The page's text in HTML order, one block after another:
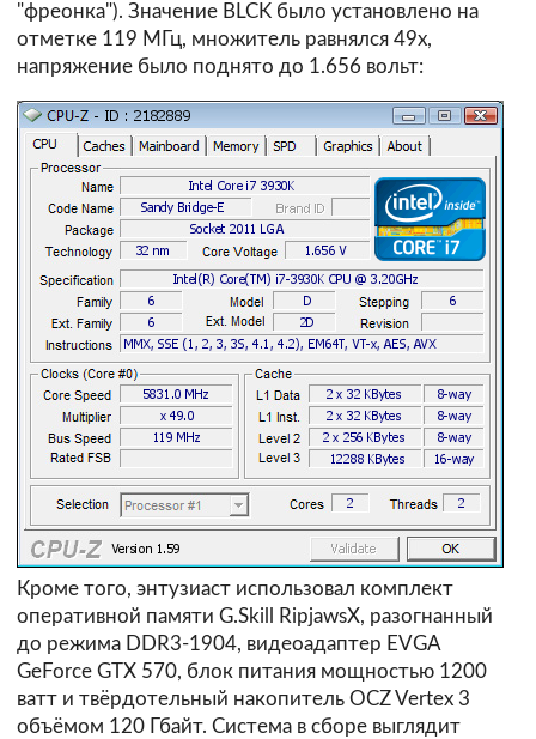
"фреонка"). Значение BLCK было установлено на
отметке 119 МГц, множитель равнялся 49х,
напряжение было поднято до 1.656 вольт:
Кроме того, энтузиаст использовал комплект
оперативной памяти G.Skill RipjawsX, разогнанный
до режима DDR3-1904, видеоадаптер EVGA
GeForce GTX 570, блок питания мощностью 1200
ватт и твёрдотельный накопитель OCZ Vertex 3
объёмом 120 Гбайт. Система в сборе выглядит